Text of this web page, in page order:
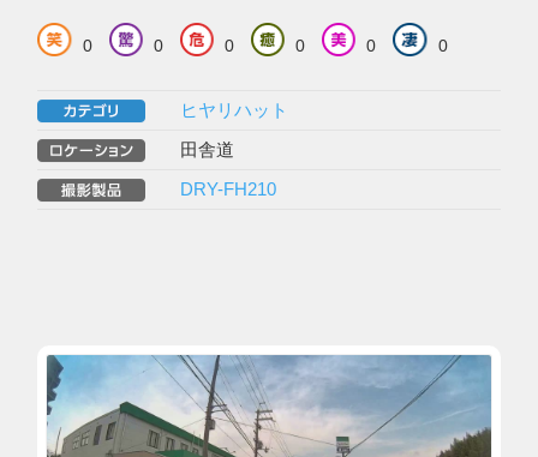
0 0 0 0 0 0
ヒヤリハット
田舎道
DRY-FH210